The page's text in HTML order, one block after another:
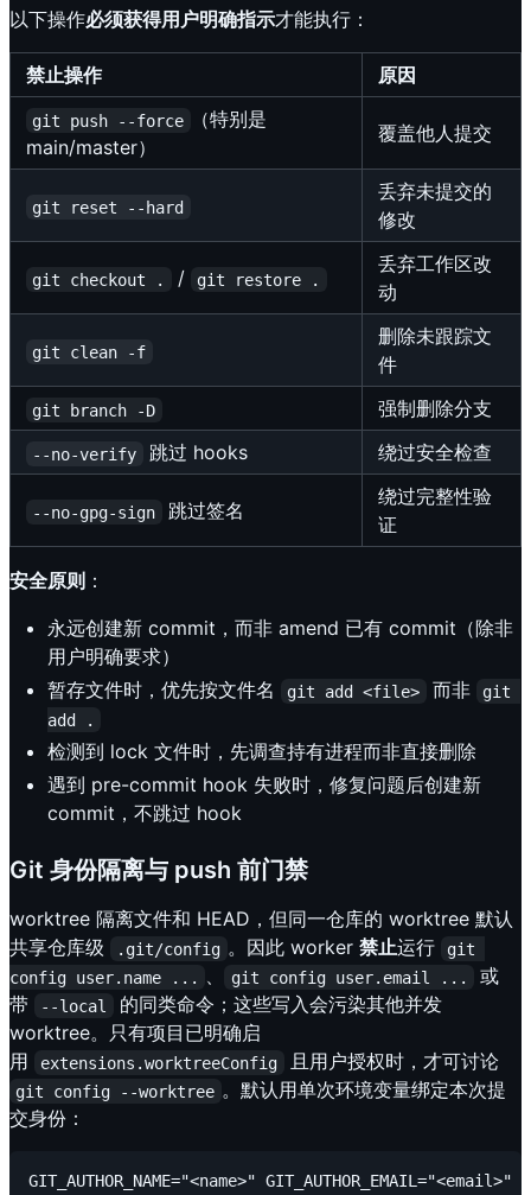
以下操作必须获得用户明确指示才能执行：
禁止操作 原因
git push --force
（特别是
main/master）
覆盖他人提交
git reset --hard
丢弃未提交的
修改
git checkout . / git restore .
丢弃工作区改
动
git clean -f
删除未跟踪文
件
git branch -D 强制删除分支
--no-verify 跳过 hooks 绕过安全检查
--no-gpg-sign 跳过签名
绕过完整性验
证
安全原则 ：
永远创建新 commit，而非 amend 已有 commit（除非
用户明确要求）
暂存文件时，优先按文件名
git add <file> 而非
git
add .
检测到 lock 文件时，先调查持有进程而非直接删除
遇到 pre-commit hook 失败时，修复问题后创建新
commit，不跳过 hook
Git 身份隔离与 push 前门禁
worktree 隔离文件和 HEAD，但同一仓库的 worktree 默认
共享仓库级
.git/config 。因此 worker 禁止运行
git
config user.name ...
、 git config user.email ...
或
带
--local
的同类命令；这些写入会污染其他并发
worktree。只有项目已明确启
用
extensions.worktreeConfig 且用户授权时，才可讨论
git config --worktree 。默认用单次环境变量绑定本次提
交身份：
GIT_AUTHOR_NAME="<name>" GIT_AUTHOR_EMAIL="<email>" \